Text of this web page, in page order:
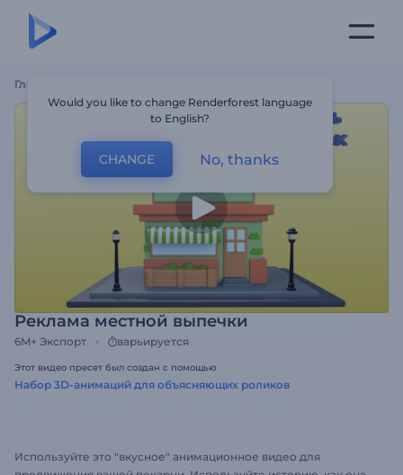
Главная
Реклама местной выпечки
6M+ Экспорт варьируется
Этот видео пресет был создан с помощью
Набор 3D-анимаций для объясняющих роликов
Используйте это "вкусное" анимационное видео для
Would you like to change Renderforest language
to English?
CHANGE No, thanks